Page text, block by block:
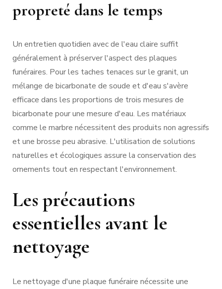
propreté dans le temps
Un entretien quotidien avec de l'eau claire suffit
généralement à préserver l'aspect des plaques
funéraires. Pour les taches tenaces sur le granit, un
mélange de bicarbonate de soude et d'eau s'avère
efficace dans les proportions de trois mesures de
bicarbonate pour une mesure d'eau. Les matériaux
comme le marbre nécessitent des produits non agressifs
et une brosse peu abrasive. L'utilisation de solutions
naturelles et écologiques assure la conservation des
ornements tout en respectant l'environnement.
Les précautions
essentielles avant le
nettoyage
Le nettoyage d'une plaque funéraire nécessite une